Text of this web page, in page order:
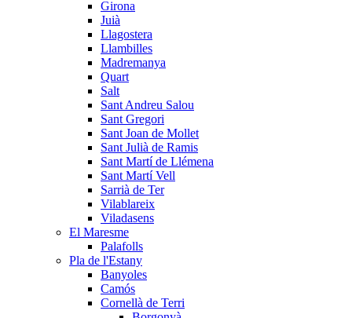
Girona
Juià
Llagostera
Llambilles
Madremanya
Quart
Salt
Sant Andreu Salou
Sant Gregori
Sant Joan de Mollet
Sant Julià de Ramis
Sant Martí de Llémena
Sant Martí Vell
Sarrià de Ter
Vilablareix
Viladasens
El Maresme
Palafolls
Pla de l'Estany
Banyoles
Camós
Cornellà de Terri